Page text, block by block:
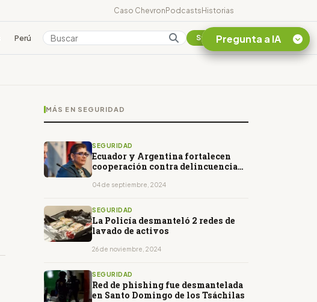
Caso ChevronPodcastsHistorias
Perú Colombia Suscribirse
MÁS EN SEGURIDAD
SEGURIDAD
Ecuador y Argentina fortalecen
cooperación contra delincuencia
04 de septiembre, 2024
SEGURIDAD
La Policía desmanteló 2 redes de
lavado de activos
26 de noviembre, 2024
SEGURIDAD
Red de phishing fue desmantelada
en Santo Domingo de los Tsáchilas
Pregunta a IA
¿En que consiste la